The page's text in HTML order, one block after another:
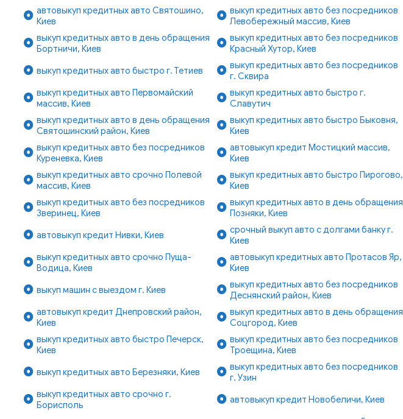
автовыкуп кредитных авто Святошино,
Киев
выкуп кредитных авто без посредников
Левобережный массив, Киев
выкуп кредитных авто в день обращения
Бортничи, Киев
выкуп кредитных авто без посредников
Красный Хутор, Киев
выкуп кредитных авто быстро г. Тетиев
выкуп кредитных авто без посредников
г. Сквира
выкуп кредитных авто Первомайский
массив, Киев
выкуп кредитных авто быстро г.
Славутич
выкуп кредитных авто в день обращения
Святошинский район, Киев
выкуп кредитных авто быстро Быковня,
Киев
выкуп кредитных авто без посредников
Куреневка, Киев
автовыкуп кредит Мостицкий массив,
Киев
выкуп кредитных авто срочно Полевой
массив, Киев
выкуп кредитных авто быстро Пирогово,
Киев
выкуп кредитных авто без посредников
Зверинец, Киев
выкуп кредитных авто в день обращения
Позняки, Киев
автовыкуп кредит Нивки, Киев
срочный выкуп авто с долгами банку г.
Киев
выкуп кредитных авто срочно Пуща-
Водица, Киев
автовыкуп кредитных авто Протасов Яр,
Киев
выкуп машин с выездом г. Киев
выкуп кредитных авто без посредников
Деснянский район, Киев
автовыкуп кредит Днепровский район,
Киев
выкуп кредитных авто в день обращения
Соцгород, Киев
выкуп кредитных авто быстро Печерск,
Киев
выкуп кредитных авто без посредников
Троещина, Киев
выкуп кредитных авто Березняки, Киев
выкуп кредитных авто без посредников
г. Узин
выкуп кредитных авто срочно г.
Борисполь
автовыкуп кредит Новобеличи, Киев